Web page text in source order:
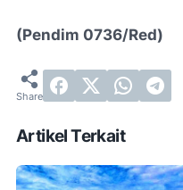
(Pendim 0736/Red)
Artikel Terkait